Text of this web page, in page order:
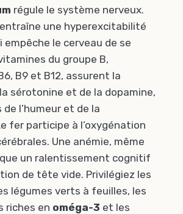
régule le système nerveux.
une hyperexcitabilité
empêche le cerveau de se
du groupe B,
B9 et B12, assurent la
sérotonine et de la dopamine,
l’humeur et de la
fer participe à l’oxygénation
Une anémie, même
un ralentissement cognitif
de tête vide. Privilégiez les
légumes verts à feuilles, les
riches en oméga-3 et les